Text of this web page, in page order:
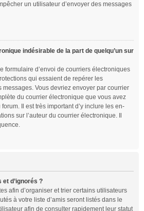
un utilisateur d’envoyer des messages
indésirable de la part de quelqu’un sur
formulaire d’envoi de courriers électroniques
qui essaient de repérer les
messages. Vous devriez envoyer par courrier
du courrier électronique que vous avez
Il est très important d’y inclure les en-
sur l’auteur du courrier électronique. Il
et d’ignorés ?
afin d’organiser et trier certains utilisateurs
à votre liste d’amis seront listés dans le
afin de consulter rapidement leur statut